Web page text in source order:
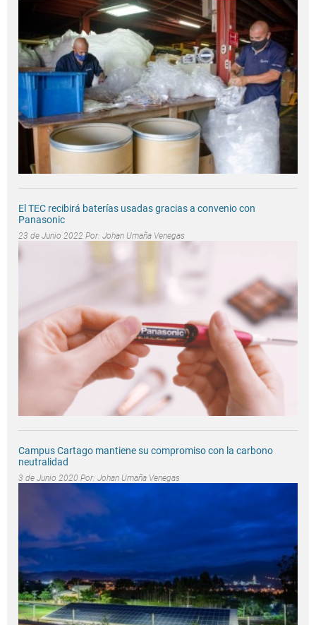
El TEC recibirá baterías usadas gracias a convenio con
Panasonic
23 de Junio 2022 Por: Johan Umaña Venegas
Campus Cartago mantiene su compromiso con la carbono
neutralidad
3 de Junio 2020 Por: Johan Umaña Venegas